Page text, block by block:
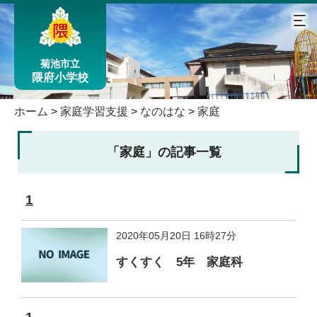
菊池市立
隈府小学校
ホーム > 家庭学習支援 > なのはな > 家庭
「家庭」の記事一覧
1
2020年05月20日 16時27分
すくすく 5年 家庭科